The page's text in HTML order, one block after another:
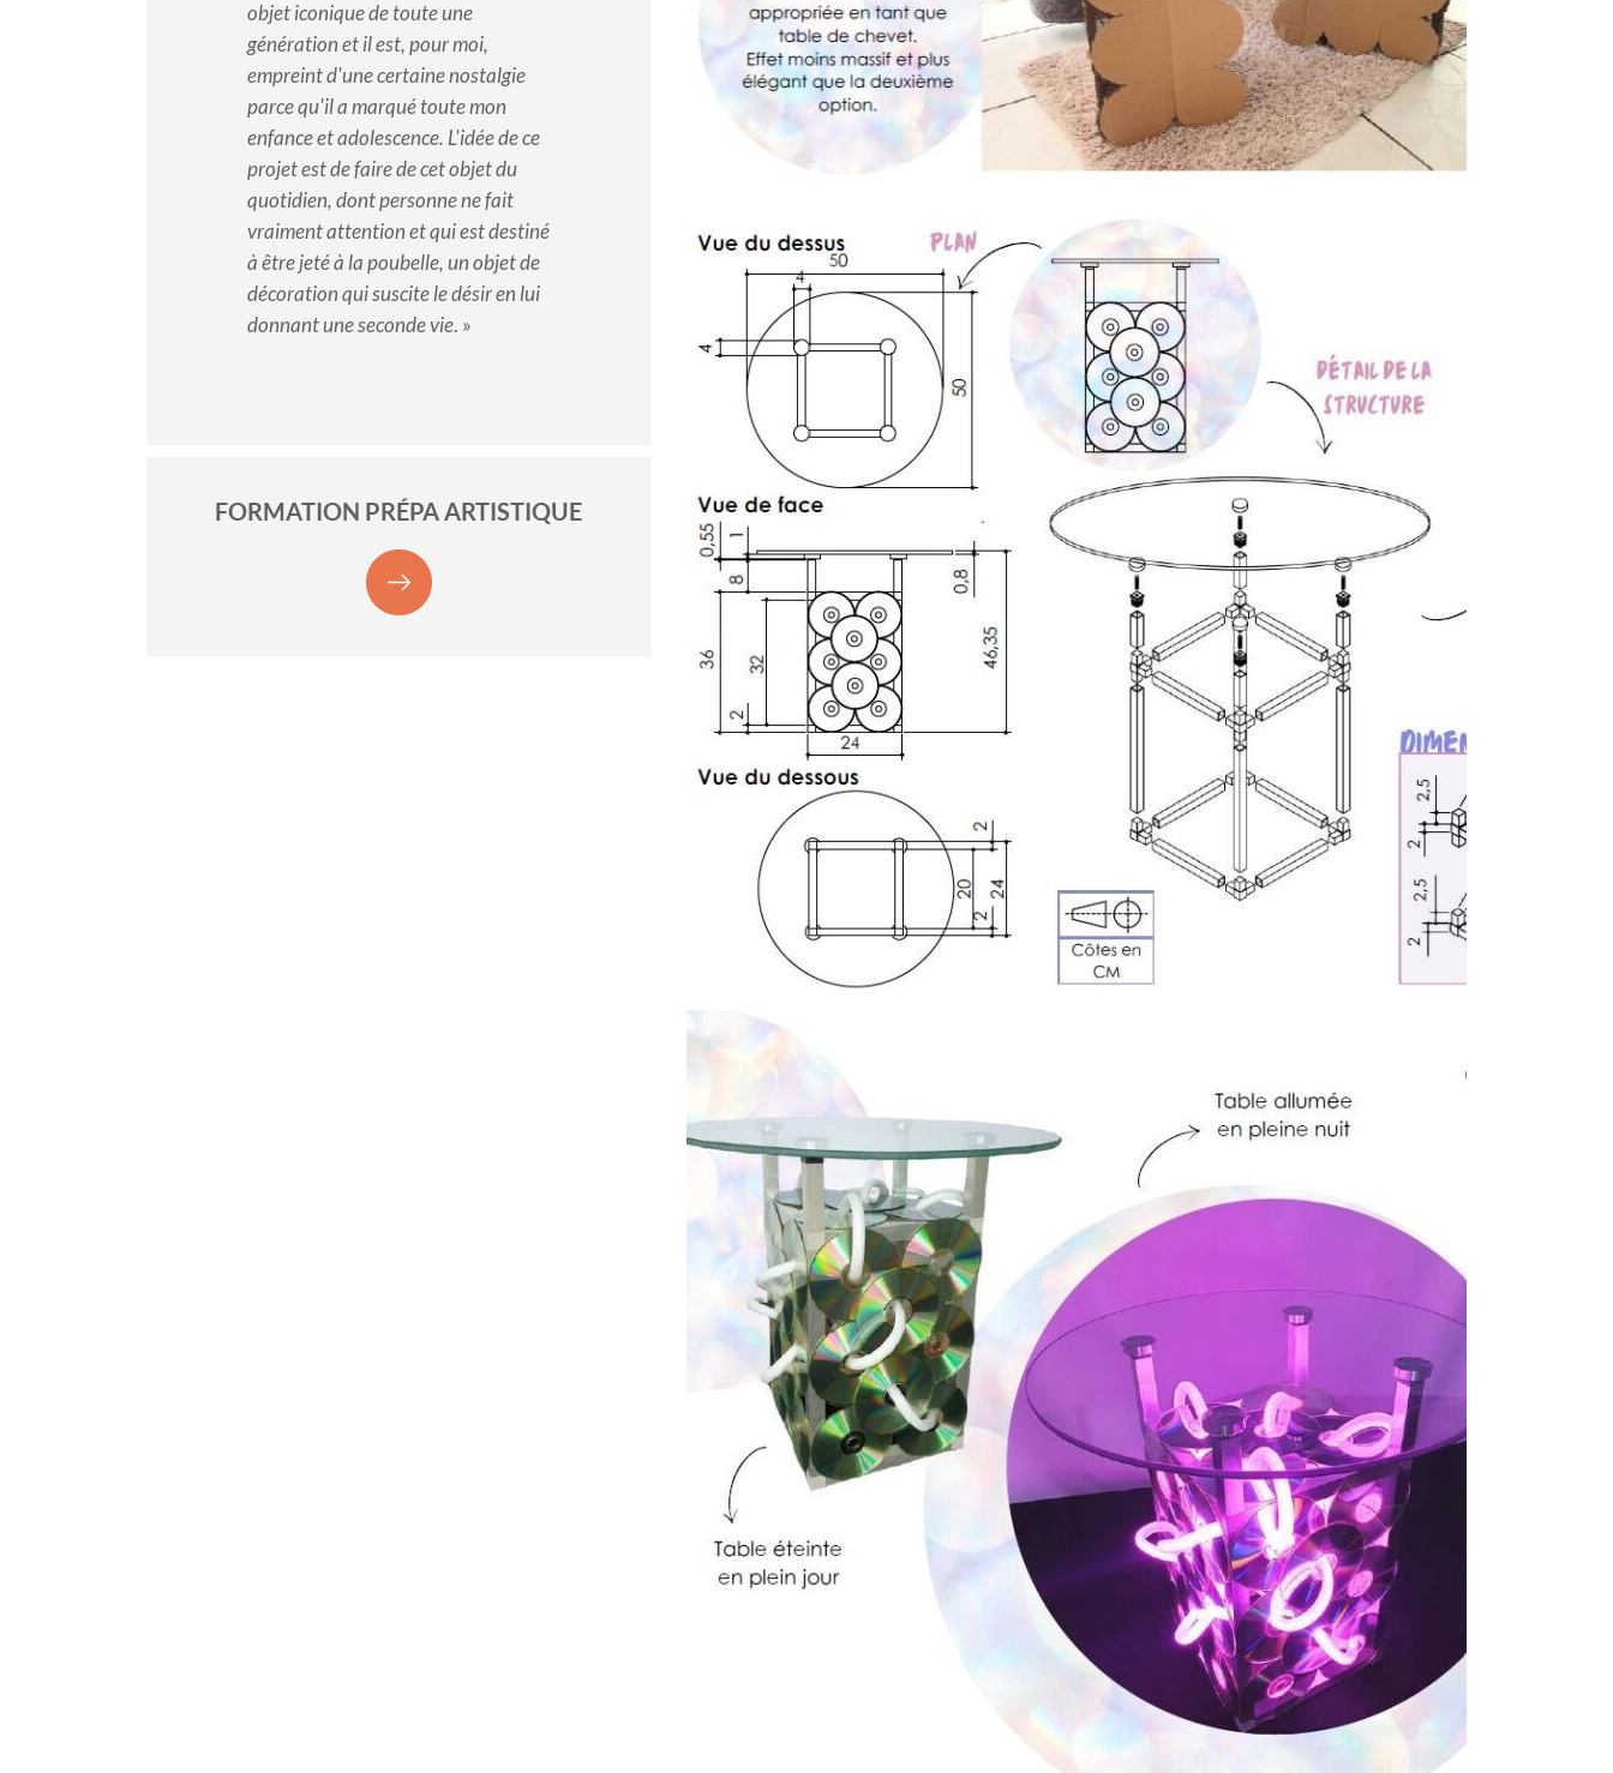
objet iconique de toute une
génération et il est, pour moi,
empreint d'une certaine nostalgie
parce qu'il a marqué toute mon
enfance et adolescence. L'idée de ce
projet est de faire de cet objet du
quotidien, dont personne ne fait
vraiment attention et qui est destiné
à être jeté à la poubelle, un objet de
décoration qui suscite le désir en lui
donnant une seconde vie. »
FORMATION PRÉPA ARTISTIQUE
CROQUIS DE LA STRUCTURE & MAQUETTE
Suite aux recherches, j’ai choisi de partir sur une table faite d’un
cube de CDs superposés et collés. J’ai alors exploré deux pistes de
tailles différentes dont les croquis permettent de se rendre compte
du rendu, des dimensions et de la structure.
Plan technique de la table et détails sur la structure et son
assemblage. Cette étape est cruciale pour obtenir les dimensions
précises de l'objet, déterminer le nombre de pièces requises, ainsi
que leurs dimensions afin d'éviter toute erreur lors de la découpe
et de l’assemblage.